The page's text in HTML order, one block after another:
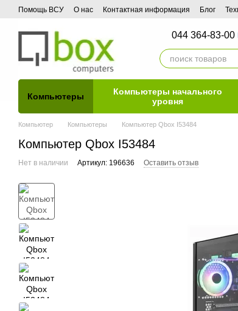
Перейти к основному контенту
Помощь ВСУ О нас Контактная информация Блог
044 364-83-00
Компьютеры
Компьютеры начального
уровня
Компьютер Компьютеры Компьютер Qbox I53484
Компьютер Qbox I53484
Нет в наличии Артикул: 196636 Оставить отзыв